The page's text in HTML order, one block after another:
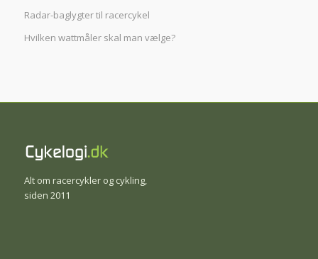
Radar-baglygter til racercykel
Hvilken wattmåler skal man vælge?
Alt om racercykler og cykling,
siden 2011